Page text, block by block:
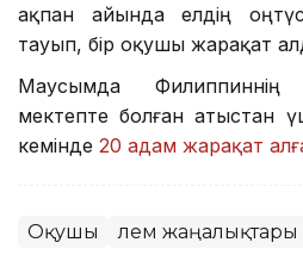
ақпан айында елдің
тауып, бір оқушы жарақат
Маусымда Филиппиннің
мектепте болған атыстан
кемінде 20 адам жарақат
Оқушы Әлем жаңалықтары